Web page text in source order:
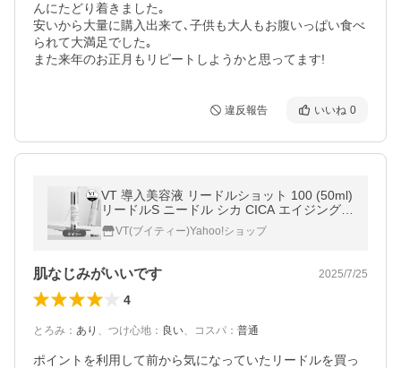
んにたどり着きました｡
安いから大量に購入出来て､子供も大人もお腹いっぱい食べ
られて大満足でした｡
また来年のお正月もリピートしようかと思ってます!
違反報告 いいね 0
VT 導入美容液 リードルショット 100 (50ml)
リードルS ニードル シカ CICA エイジングケ
ア うるおい 角質ケア
VT(ブイティー)Yahoo!ショップ
肌なじみがいいです 2025/7/25
4
とろみ ： あり 、 つけ心地 ： 良い、 コスパ ： 普通
ポイントを利用して前から気になっていたリードルを買っ